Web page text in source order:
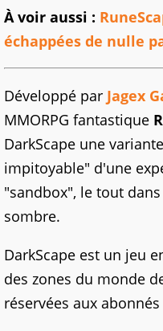
À voir aussi :
échappées de nulle
Développé par Jagex
MMORPG fantastique
DarkScape une
impitoyable" d'une
"sandbox", le tout
sombre.
DarkScape est un jeu
des zones du monde
réservées aux